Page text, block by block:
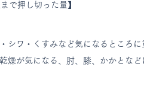
で押し切った量】
シワ・くすみなど気になるところに
燥が気になる、肘、膝、かかとな